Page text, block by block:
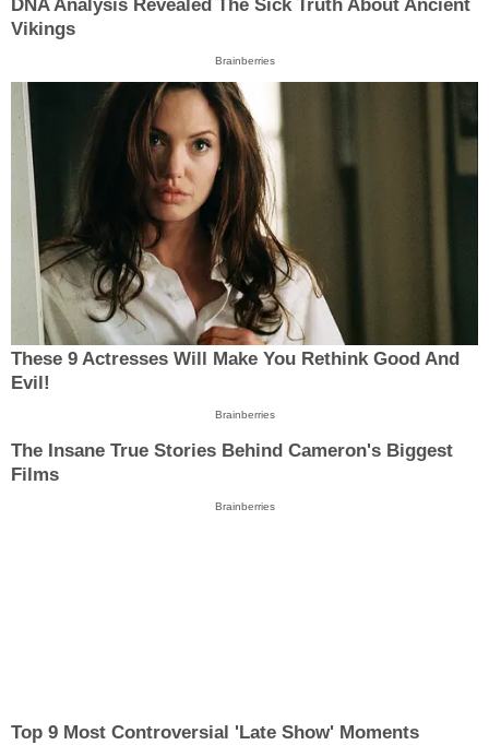
DNA Analysis Revealed The Sick Truth About Ancient
Vikings
Brainberries
These 9 Actresses Will Make You Rethink Good And
Evil!
Brainberries
The Insane True Stories Behind Cameron's Biggest
Films
Brainberries
Top 9 Most Controversial 'Late Show' Moments